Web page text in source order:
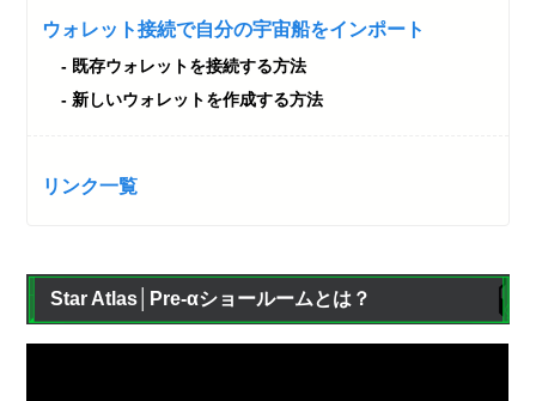
ウォレット接続で自分の宇宙船をインポート
既存ウォレットを接続する方法
新しいウォレットを作成する方法
リンク一覧
Star Atlas│Pre-αショールームとは？